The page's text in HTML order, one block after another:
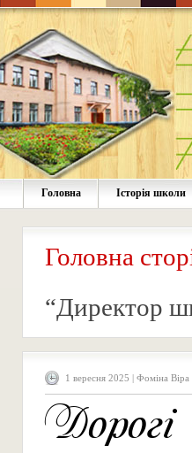
Головна Історія школи
Головна
“Директор
1 вересня 2025 | Фоміна Віра